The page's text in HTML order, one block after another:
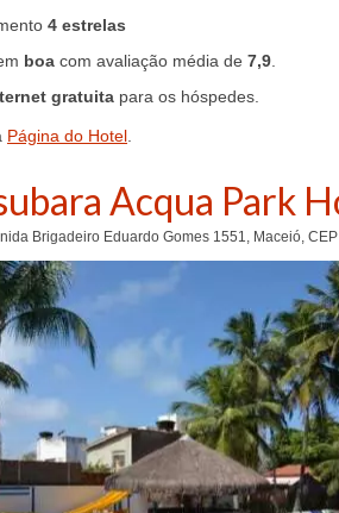
4 estrelas
boa com avaliação média de 7,9
gratuita para os hóspedes.
Página do Hotel
Acqua Park
Brigadeiro Eduardo Gomes 1551, Maceió,